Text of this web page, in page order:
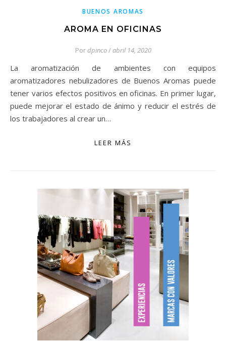
BUENOS AROMAS
AROMA EN OFICINAS
Pordpinco/abril 14, 2020
La aromatización de ambientes con equipos
aromatizadores nebulizadores de Buenos Aromas puede
tener varios efectos positivos en oficinas. En primer lugar,
puede mejorar el estado de ánimo y reducir el estrés de
los trabajadores al crear un…
LEER MÁS